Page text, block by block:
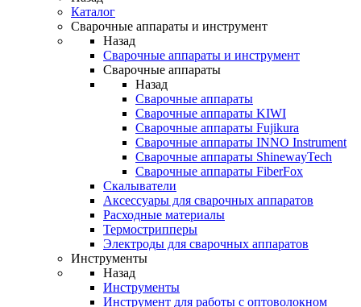
Каталог
Сварочные аппараты и инструмент
Назад
Сварочные аппараты и инструмент
Сварочные аппараты
Назад
Сварочные аппараты
Сварочные аппараты KIWI
Сварочные аппараты Fujikura
Сварочные аппараты INNO Instrument
Сварочные аппараты ShinewayTech
Cварочные аппараты FiberFox
Скалыватели
Аксессуары для сварочных аппаратов
Расходные материалы
Термострипперы
Электроды для сварочных аппаратов
Инструменты
Назад
Инструменты
Инструмент для работы с оптоволокном